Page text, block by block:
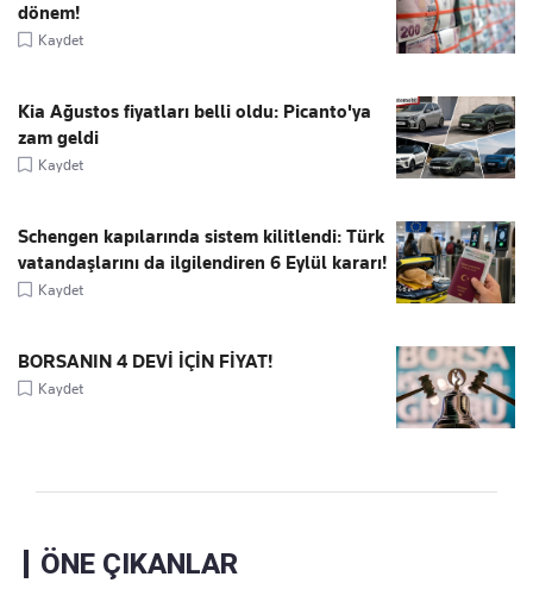
dönem!
Kaydet
Kia Ağustos fiyatları belli oldu: Picanto'ya
zam geldi
Kaydet
Schengen kapılarında sistem kilitlendi: Türk
vatandaşlarını da ilgilendiren 6 Eylül kararı!
Kaydet
BORSANIN 4 DEVİ İÇİN FİYAT!
Kaydet
ÖNE ÇIKANLAR